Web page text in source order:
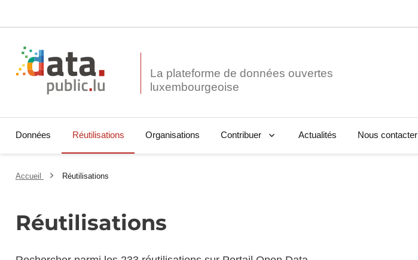
La plateforme de données ouvertes
Données Réutilisations Organisations Contribuer Actualités Nous contacter
Accueil Réutilisations
Réutilisations